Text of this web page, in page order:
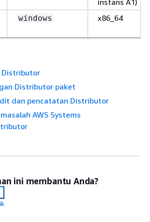
instans A1)
windows x86_64
Distributor
Distributor paket
dan pencatatan Distributor
AWS Systems
ini membantu Anda?